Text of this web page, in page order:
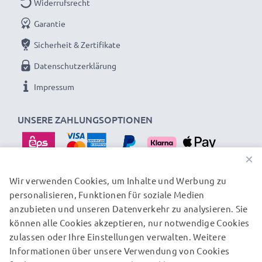
Systemkamera die den EN-EL5 Original-Akku
verwenden
Schonend Laden, verlängerte Akku-Lebensdauer: LED
Kamera Akku Ladegerät Nikon MH-61
Kurze Ladezeit und schnelle Aufladung befreien
von langen Ladepausen
✔ LED Ladeanzeige: Anzeige zur Überwachung des
Ladezustands & zum Auslesen der Restlaufzeit
✔ Flexible Eingangsspannung: 100V - 250V für
weltweite Nutzung (nur EU Netzkabel / Netzstecker
inkl.)
UNSERE ZAHLUNGSOPTIONEN
Widerrufsrecht
Garantie
Sicherheit & Zertifikate
Datenschutzerklärung
Impressum
UNSERE VERSANDPARTNER
© subtel.at 2026
Alle Preise verstehen sich inklusive Mehrwertsteuer und
×
Wir verwenden Cookies, um Inhalte und Werbung zu
personalisieren, Funktionen für soziale Medien
anzubieten und unseren Datenverkehr zu analysieren. Sie
können alle Cookies akzeptieren, nur notwendige Cookies
zulassen oder Ihre Einstellungen verwalten. Weitere
Informationen über unsere Verwendung von Cookies